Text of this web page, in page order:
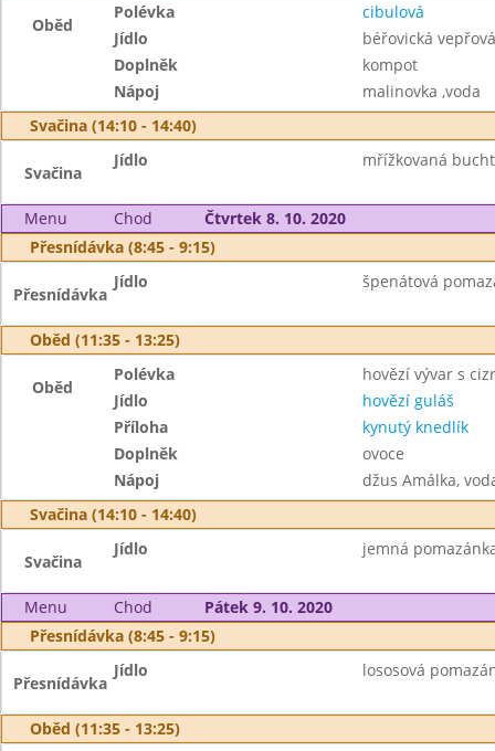
Oběd
Polévka
cibulová
Jídlo
béřovická
Doplněk
kompot
Nápoj
malinovka ,voda
Svačina (14:10 - 14:40)
Svačina
Jídlo mřížkovaná
Menu Chod
Čtvrtek 8. 10. 2020
Přesnídávka (8:45 - 9:15)
Přesnídávka
Jídlo špenátová
Oběd (11:35 - 13:25)
Oběd
Polévka
hovězí vývar s
Jídlo
hovězí guláš
Příloha
kynutý knedlík
Doplněk
ovoce
Nápoj
džus Amálka,
Svačina (14:10 - 14:40)
Svačina
Jídlo jemná
Menu Chod
Pátek 9. 10. 2020
Přesnídávka (8:45 - 9:15)
Přesnídávka
Jídlo lososová
Oběd (11:35 - 13:25)